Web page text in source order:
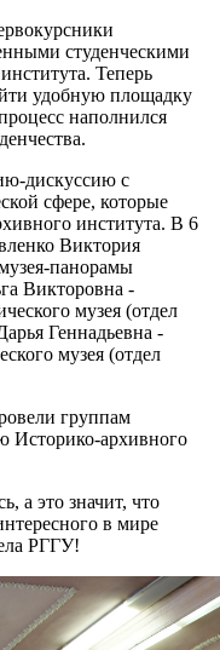
студенческими
Теперь
удобную площадку
наполнился
дискуссию с
сфере, которые
института. В 6
Виктория
панорамы
Викторовна -
музея (отдел
Геннадьевна -
музея (отдел
группам
Историко-архивного
а это значит, что
в мире
РГГУ!